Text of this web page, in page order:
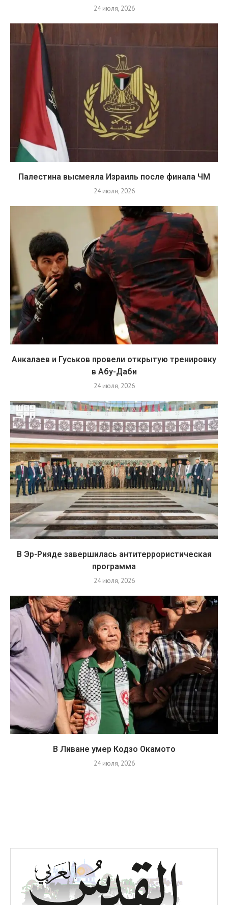
24 июля, 2026
Палестина высмеяла Израиль после финала ЧМ
24 июля, 2026
Анкалаев и Гуськов провели открытую тренировку
в Абу-Даби
24 июля, 2026
В Эр-Рияде завершилась антитеррористическая
программа
24 июля, 2026
В Ливане умер Кодзо Окамото
24 июля, 2026